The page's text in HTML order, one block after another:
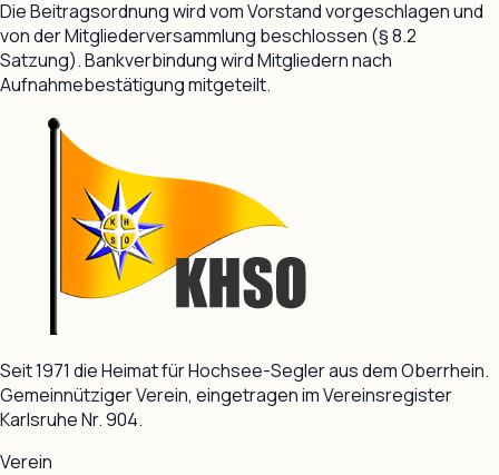
Die Beitragsordnung wird vom Vorstand vorgeschlagen und
von der Mitgliederversammlung beschlossen (§ 8.2
Satzung). Bankverbindung wird Mitgliedern nach
Aufnahmebestätigung mitgeteilt.
Seit 1971 die Heimat für Hochsee-Segler aus dem Oberrhein.
Gemeinnütziger Verein, eingetragen im Vereinsregister
Karlsruhe Nr. 904.
Verein